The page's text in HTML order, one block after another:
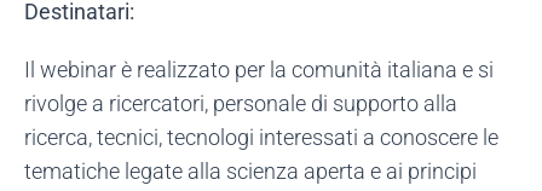
Destinatari:
Il webinar è realizzato per la comunità italiana e si
rivolge a ricercatori, personale di supporto alla
ricerca, tecnici, tecnologi interessati a conoscere le
tematiche legate alla scienza aperta e ai principi